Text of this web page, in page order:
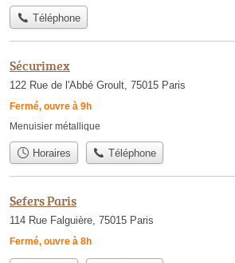
Téléphone
Sécurimex
122 Rue de l'Abbé Groult, 75015 Paris
Fermé, ouvre à 9h
Menuisier métallique
Horaires Téléphone
Sefers Paris
114 Rue Falguière, 75015 Paris
Fermé, ouvre à 8h